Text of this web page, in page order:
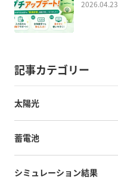
2026.04.23
記事カテゴリー
太陽光
蓄電池
シミュレーション結果